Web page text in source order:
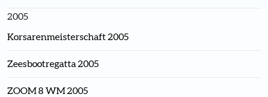
2005
Korsarenmeisterschaft 2005
Zeesbootregatta 2005
ZOOM 8 WM 2005